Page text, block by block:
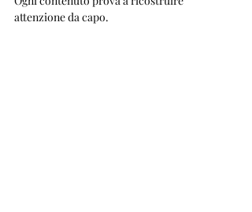
attenzione da capo.